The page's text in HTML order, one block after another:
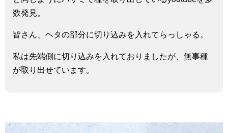
数発見。
皆さん、ヘタの部分に切り込みを入れてらっしゃる。
私は先端側に切り込みを入れておりましたが、無事種
が取り出せています。